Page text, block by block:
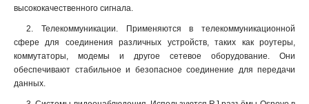
высококачественного сигнала.
2. Телекоммуникации. Применяются в телекоммуникационной
сфере для соединения различных устройств, таких как роутеры,
коммутаторы, модемы и другое сетевое оборудование. Они
обеспечивают стабильное и безопасное соединение для передачи
данных.